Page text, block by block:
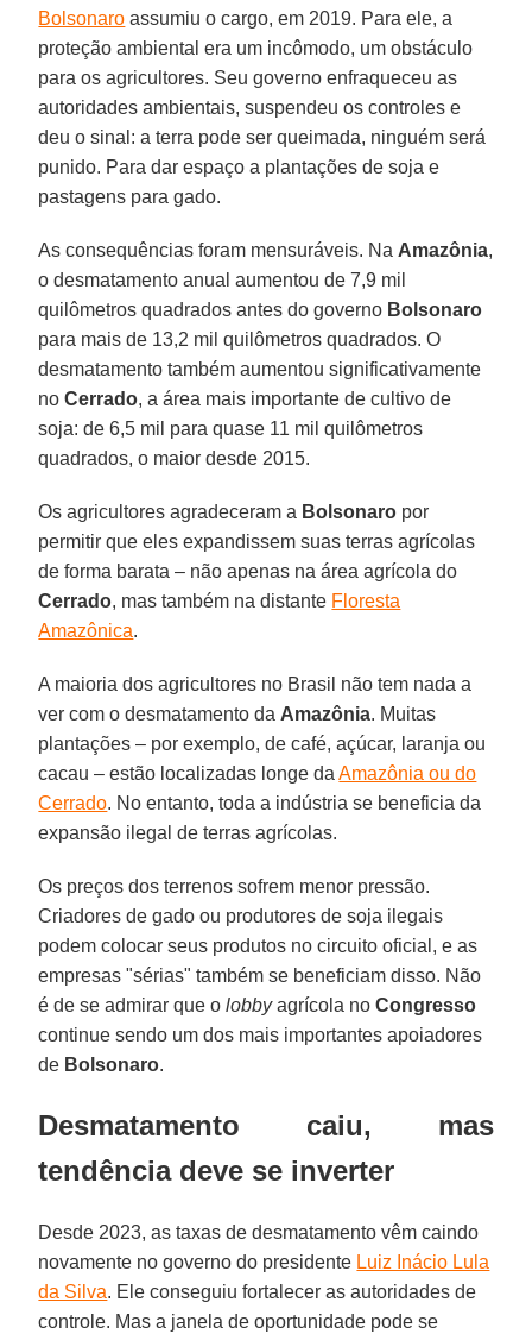
Bolsonaro assumiu o cargo, em 2019. Para ele, a
proteção ambiental era um incômodo, um obstáculo
para os agricultores. Seu governo enfraqueceu as
autoridades ambientais, suspendeu os controles e
deu o sinal: a terra pode ser queimada, ninguém será
punido. Para dar espaço a plantações de soja e
pastagens para gado.
As consequências foram mensuráveis. Na Amazônia,
o desmatamento anual aumentou de 7,9 mil
quilômetros quadrados antes do governo Bolsonaro
para mais de 13,2 mil quilômetros quadrados. O
desmatamento também aumentou significativamente
noCerrado, a área mais importante de cultivo de
soja: de 6,5 mil para quase 11 mil quilômetros
quadrados, o maior desde 2015.
Os agricultores agradeceram a Bolsonaro por
permitir que eles expandissem suas terras agrícolas
de forma barata – não apenas na área agrícola do
Cerrado, mas também na distante Floresta
Amazônica.
A maioria dos agricultores no Brasil não tem nada a
ver com o desmatamento da Amazônia. Muitas
plantações – por exemplo, de café, açúcar, laranja ou
cacau – estão localizadas longe daAmazônia ou do
Cerrado. No entanto, toda a indústria se beneficia da
expansão ilegal de terras agrícolas.
Os preços dos terrenos sofrem menor pressão.
Criadores de gado ou produtores de soja ilegais
podem colocar seus produtos no circuito oficial, e as
empresas "sérias" também se beneficiam disso. Não
é de se admirar que olobbyagrícola noCongresso
continue sendo um dos mais importantes apoiadores
de Bolsonaro.
Desmatamento caiu, mas
tendência deve se inverter
Desde 2023, as taxas de desmatamento vêm caindo
novamente no governo do presidente Luiz Inácio Lula
da Silva. Ele conseguiu fortalecer as autoridades de
controle. Mas a janela de oportunidade pode se